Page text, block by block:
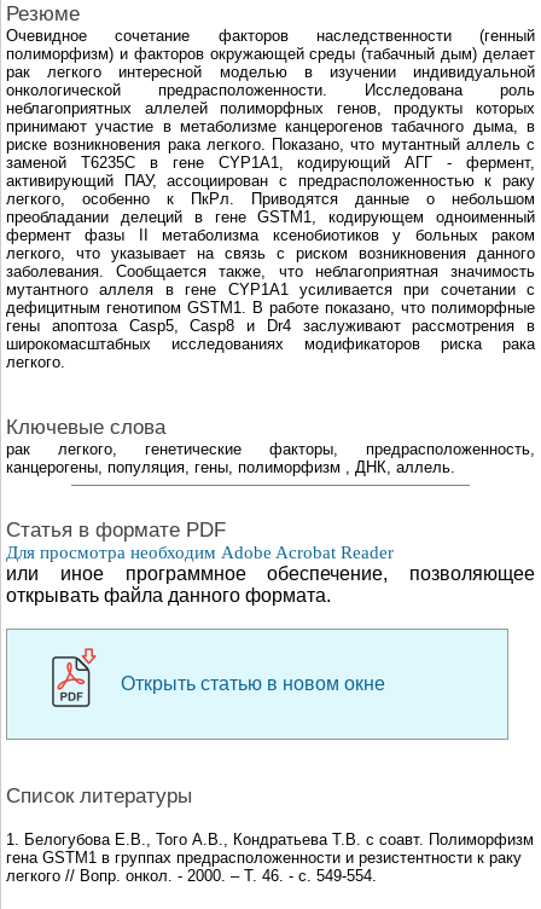
Резюме
Очевидное сочетание факторов наследственности (генный
полиморфизм) и факторов окружающей среды (табачный дым) делает
рак легкого интересной моделью в изучении индивидуальной
онкологической предрасположенности. Исследована роль
неблагоприятных аллелей полиморфных генов, продукты которых
принимают участие в метаболизме канцерогенов табачного дыма, в
риске возникновения рака легкого. Показано, что мутантный аллель с
заменой Т6235С в гене CYP1A1, кодирующий АГГ - фермент,
активирующий ПАУ, ассоциирован с предрасположенностью к раку
легкого, особенно к ПкРл. Приводятся данные о небольшом
преобладании делеций в гене GSTM1, кодирующем одноименный
фермент фазы II метаболизма ксенобиотиков у больных раком
легкого, что указывает на связь с риском возникновения данного
заболевания. Сообщается также, что неблагоприятная значимость
мутантного аллеля в гене CYP1A1 усиливается при сочетании с
дефицитным генотипом GSTM1. В работе показано, что полиморфные
гены апоптоза Casp5, Casp8 и Dr4 заслуживают рассмотрения в
широкомасштабных исследованиях модификаторов риска рака
легкого.
Ключевые слова
рак легкого, генетические факторы, предрасположенность,
канцерогены, популяция, гены, полиморфизм , ДНК, аллель.
Cтатья в формате PDF
Для просмотра необходим Adobe Acrobat Reader
или иное программное обеспечение, позволяющее
открывать файла данного формата.
Открыть статью в новом окне
Список литературы
1. Белогубова Е.В., Того А.В., Кондратьева Т.В. c cоавт. Полиморфизм
гена GSTM1 в группах предрасположенности и резистентности к раку
легкого // Вопр. онкол. - 2000. – Т. 46. - c. 549-554.